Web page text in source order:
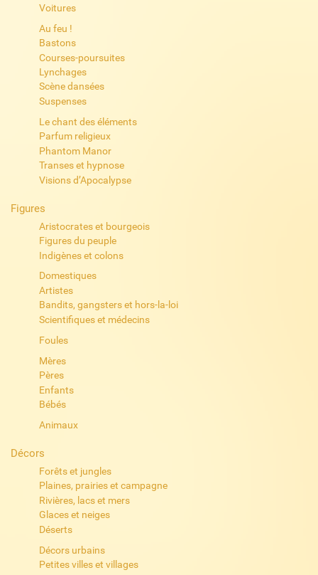
Voitures
Au feu !
Bastons
Courses-poursuites
Lynchages
Scène dansées
Suspenses
Le chant des éléments
Parfum religieux
Phantom Manor
Transes et hypnose
Visions d’Apocalypse
Figures
Aristocrates et bourgeois
Figures du peuple
Indigènes et colons
Domestiques
Artistes
Bandits, gangsters et hors-la-loi
Scientifiques et médecins
Foules
Mères
Pères
Enfants
Bébés
Animaux
Décors
Forêts et jungles
Plaines, prairies et campagne
Rivières, lacs et mers
Glaces et neiges
Déserts
Décors urbains
Petites villes et villages